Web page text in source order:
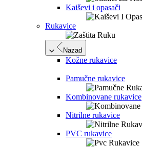
Kaiševi i opasači
Rukavice
Nazad
Kožne rukavice
Pamučne rukavice
Kombinovane rukavice
Nitrilne rukavice
PVC rukavice